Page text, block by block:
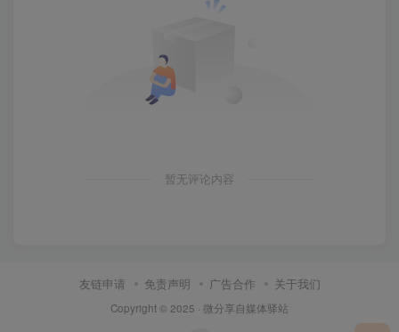
暂无评论内容
友链申请 免责声明 广告合作 关于我们
Copyright © 2025 · 微分享自媒体驿站